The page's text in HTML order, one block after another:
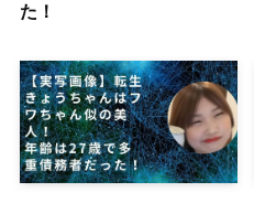
た！